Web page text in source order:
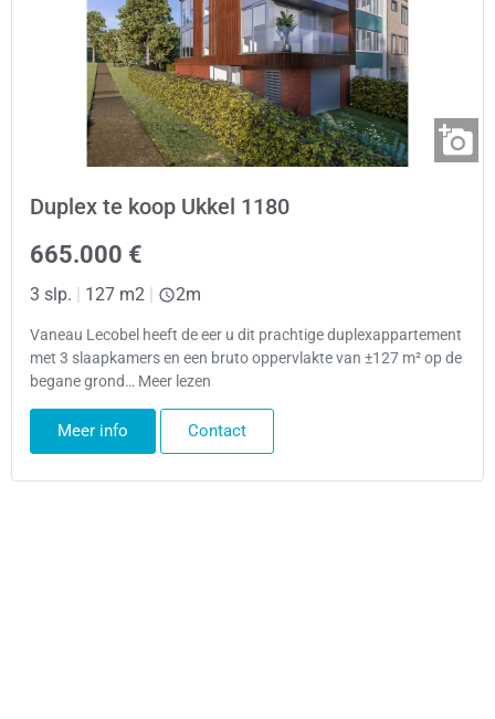
Duplex te koop Ukkel 1180
665.000 €
3 slp. | 127 m2 | 2m
Vaneau Lecobel heeft de eer u dit prachtige duplexappartement
met 3 slaapkamers en een bruto oppervlakte van ±127 m² op de
begane grond… Meer lezen
Meer info Contact